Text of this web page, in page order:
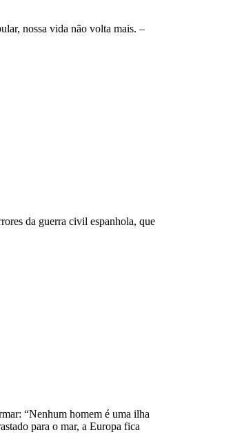
nossa vida não volta mais. –
da guerra civil espanhola, que
“Nenhum homem é uma ilha
para o mar, a Europa fica